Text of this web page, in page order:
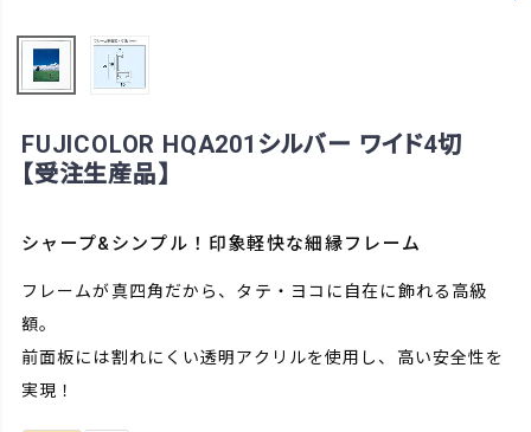
FUJICOLOR HQA201シルバー ワイド4切
【受注生産品】
シャープ&シンプル！印象軽快な細縁フレーム
フレームが真四角だから、タテ・ヨコに自在に飾れる高級
額。
前面板には割れにくい透明アクリルを使用し、高い安全性を
実現！